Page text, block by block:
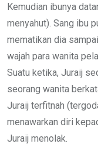
Kemudian ibunya
menyahut). Sang ibu
mematikan dia
wajah para wanita
Suatu ketika, Juraij
seorang wanita
Juraij terfitnah
menawarkan diri
Juraij menolak.